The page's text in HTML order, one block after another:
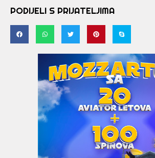
PODIJELI S PRIJATELJIMA